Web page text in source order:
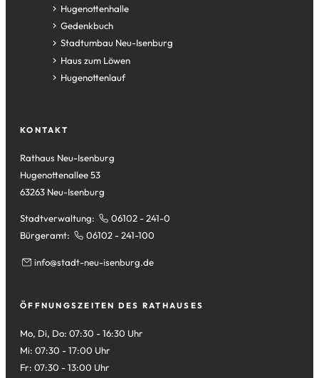
Hugenottenhalle
(Öffnet
in
einem
neuen
Tab)
Gedenkbuch
(Öffnet
in
einem
neuen
Stadtumbau Neu-Isenburg
(Öffnet
in
einem
Haus zum Löwen
(Öffnet
in
Tab)
Hugenottenlauf
(Öffnet
neuen
KONTAKT
Rathaus Neu-Isenburg
Hugenottenallee 53
63263 Neu-Isenburg
Stadtverwaltung:
06102 - 241-0
Bürgeramt:
06102 - 241-100
info stadt-neu-isenburg de
ÖFFNUNGSZEITEN DES RATHAUSES
Mo, Di, Do: 07:30 - 16:30 Uhr
Mi: 07:30 - 17:00 Uhr
Fr: 07:30 - 13:00 Uhr